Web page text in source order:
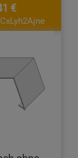
€